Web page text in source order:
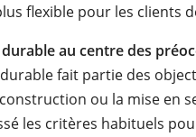
flexible pour les clients
au centre des
fait partie des
ou la mise en
les critères habituels